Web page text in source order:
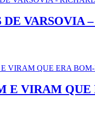
DE VARSOVIA
E VIRAM QUE